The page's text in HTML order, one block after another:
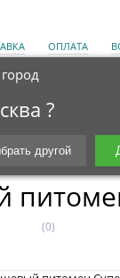
ОПЛАТА
?
другой
ЛЕДИ БАГ И СУПЕР
(0)